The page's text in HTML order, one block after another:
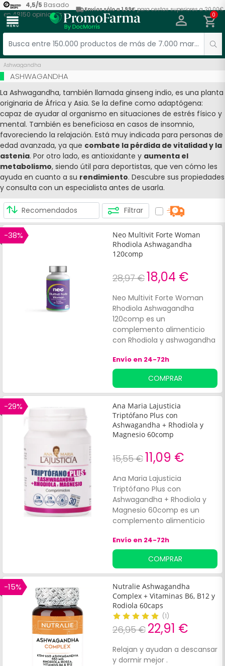
4,5/5 Basado
en48150 opiniones
Envíos sólo a 1,99€para cestas superiores a 20,00€
menu 0
Ashwagandha
ASHWAGANDHA
La Ashwagandha, también llamada ginseng indio, es una planta
originaria de África y Asia. Se la define como adaptógena:
capaz de ayudar al organismo en situaciones de estrés físico y
mental. También es beneficiosa en casos de insomnio,
favoreciendo la relajación. Está muy indicada para personas de
edad avanzada, ya que combate la pérdida de vitalidad y la
astenia. Por otro lado, es antioxidante y aumenta el
metabolismo, siendo útil para deportistas, que ven cómo les
ayuda en cuanto a su rendimiento. Descubre sus propiedades
y consulta con un especialista antes de usarla.
Filtrar
-38%
Neo Multivit Forte Woman
Rhodiola Ashwagandha
120comp
28,97 €18,04 €
Neo Multivit Forte Woman
Rhodiola Ashwagandha
120comp es un
complemento alimenticio
con Rhodiola y ashwagandha
defensas del organismo.
Estos ingredientes son
plantas adaptógenas y
contribuyen a normalizar las
funciones orgánicas y
ayudan a sobrellevar
momentos de estrés
elevado.
Envío en 24-72h
COMPRAR
-29%
Ana Maria Lajusticia
Triptófano Plus con
Ashwagandha + Rhodiola y
Magnesio 60comp
15,55 €11,09 €
Ana Maria Lajusticia
Triptófano Plus con
Ashwagandha + Rhodiola y
Magnesio 60comp es un
complemento alimenticio
estado de ánimo y adaptarse
mejor a situaciones de
estrés. Formulado con
triptófano, ashwagandha,
rhodiola y magnesio,
componentes que
contribuyen al bienestar
general y ayudar al
organismo a adaptarse a los
cambios y a momentos con
estrés.
Envío en 24-72h
COMPRAR
-15%
Nutralie Ashwagandha
Complex + Vitaminas B6, B12 y
Rodiola 60caps
(1)
26,95 € 22,91 €
Relajan y ayudan a descansar
y dormir mejor .